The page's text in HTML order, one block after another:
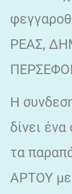
ΡΕΑΣ,
Η
δίνει
τα
ΑΡΤΟΥ με